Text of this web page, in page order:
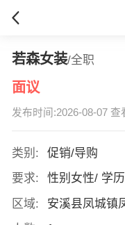
若森女装/全职
面议
发布时间:2026-08-07 查
类别:
促销/导购
要求:
性别女性/ 学
区域:
安溪县凤城镇